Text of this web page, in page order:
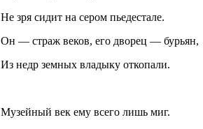
Не зря сидит на сером пьедестале.
Он — страж веков, его дворец — бурьян,
Из недр земных владыку откопали.
Музейный век ему всего лишь миг.